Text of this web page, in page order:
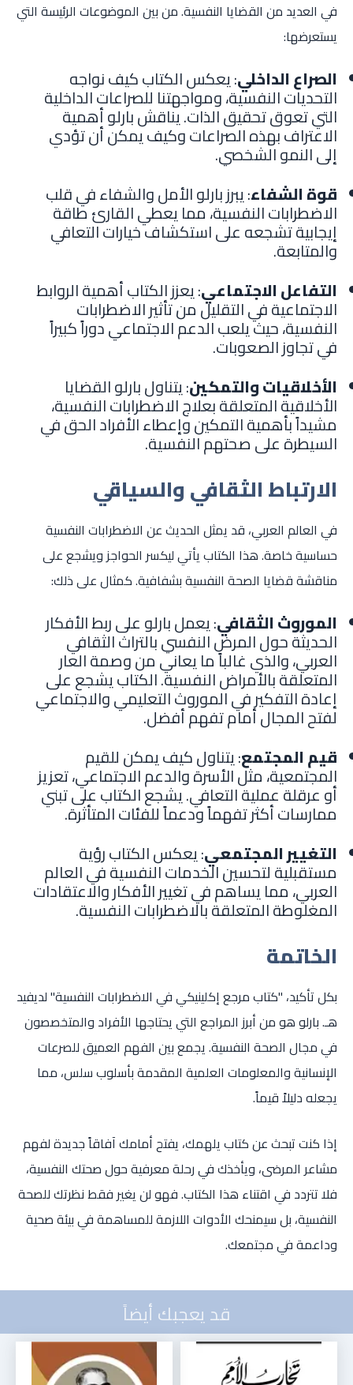
في العديد من القضايا النفسية. من بين الموضوعات الرئيسة التي
يستعرضها:
الصراع الداخلي: يعكس الكتاب كيف نواجه
التحديات النفسية، ومواجهتنا للصراعات الداخلية
التي تعوق تحقيق الذات. يناقش بارلو أهمية
الاعتراف بهذه الصراعات وكيف يمكن أن تؤدي
إلى النمو الشخصي.
قوة الشفاء: يبرز بارلو الأمل والشفاء في قلب
الاضطرابات النفسية، مما يعطي القارئ طاقة
إيجابية تشجعه على استكشاف خيارات التعافي
والمتابعة.
التفاعل الاجتماعي: يعزز الكتاب أهمية الروابط
الاجتماعية في التقليل من تأثير الاضطرابات
النفسية، حيث يلعب الدعم الاجتماعي دوراً كبيراً
في تجاوز الصعوبات.
الأخلاقيات والتمكين: يتناول بارلو القضايا
الأخلاقية المتعلقة بعلاج الاضطرابات النفسية،
مشيداً بأهمية التمكين وإعطاء الأفراد الحق في
السيطرة على صحتهم النفسية.
الارتباط الثقافي والسياقي
في العالم العربي، قد يمثل الحديث عن الاضطرابات النفسية
حساسية خاصة. هذا الكتاب يأتي ليكسر الحواجز ويشجع على
مناقشة قضايا الصحة النفسية بشفافية. كمثال على ذلك:
الموروث الثقافي: يعمل بارلو على ربط الأفكار
الحديثة حول المرض النفسي بالتراث الثقافي
العربي، والذي غالباً ما يعاني من وصمة العار
المتعلقة بالأمراض النفسية. الكتاب يشجع على
إعادة التفكير في الموروث التعليمي والاجتماعي
لفتح المجال أمام تفهم أفضل.
قيم المجتمع: يتناول كيف يمكن للقيم
المجتمعية، مثل الأسرة والدعم الاجتماعي، تعزيز
أو عرقلة عملية التعافي. يشجع الكتاب على تبني
ممارسات أكثر تفهماً ودعماً للفئات المتأثرة.
التغيير المجتمعي: يعكس الكتاب رؤية
مستقبلية لتحسين الخدمات النفسية في العالم
العربي، مما يساهم في تغيير الأفكار والاعتقادات
المغلوطة المتعلقة بالاضطرابات النفسية.
الخاتمة
بكل تأكيد، "كتاب مرجع إكلينيكي في الاضطرابات النفسية" لديفيد
هـ. بارلو هو من أبرز المراجع التي يحتاجها الأفراد والمتخصصون
في مجال الصحة النفسية. يجمع بين الفهم العميق للصرعات
الإنسانية والمعلومات العلمية المقدمة بأسلوب سلس، مما
يجعله دليلاً قيماً.
إذا كنت تبحث عن كتاب يلهمك، يفتح أمامك آفاقاً جديدة لفهم
مشاعر المرضى، ويأخذك في رحلة معرفية حول صحتك النفسية،
فلا تتردد في اقتناء هذا الكتاب. فهو لن يغير فقط نظرتك للصحة
النفسية، بل سيمنحك الأدوات اللازمة للمساهمة في بيئة صحية
وداعمة في مجتمعك.
قد يعجبك أيضاً